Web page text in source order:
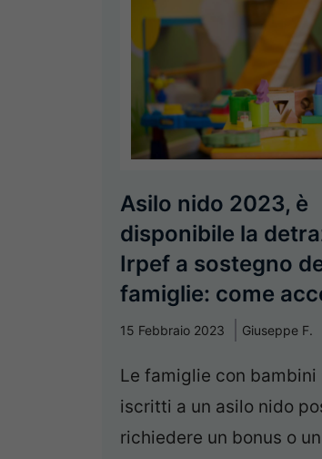
Asilo nido 2023, è
disponibile la
Irpef a sostegno
famiglie: come
15 Febbraio 2023 Giuseppe F.
Le famiglie con bambini
iscritti a un asilo nido
richiedere un bonus o